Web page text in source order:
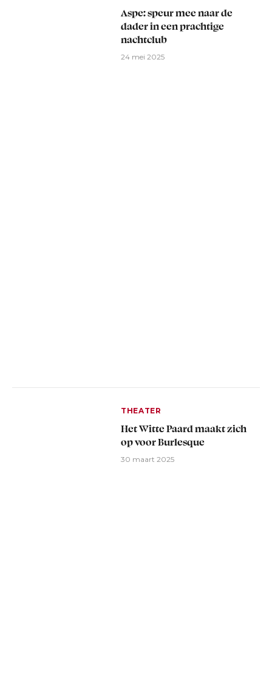
Aspe: speur mee naar de
dader in een prachtige
nachtclub
24 mei 2025
THEATER
Het Witte Paard maakt zich
op voor Burlesque
30 maart 2025